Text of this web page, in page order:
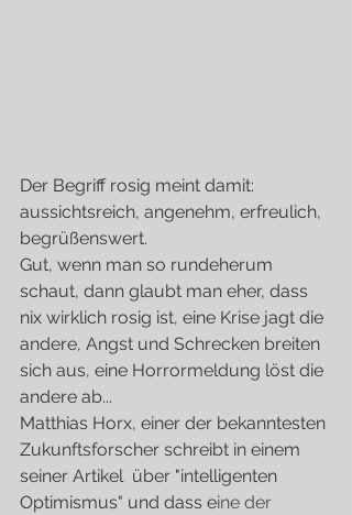
Der Begriff rosig meint damit:
aussichtsreich, angenehm, erfreulich,
begrüßenswert.
Gut, wenn man so rundeherum
schaut, dann glaubt man eher, dass
nix wirklich rosig ist, eine Krise jagt die
andere, Angst und Schrecken breiten
sich aus, eine Horrormeldung löst die
andere ab...
Matthias Horx, einer der bekanntesten
Zukunftsforscher schreibt in einem
seiner Artikel  über "intelligenten
Optimismus" und dass eine der